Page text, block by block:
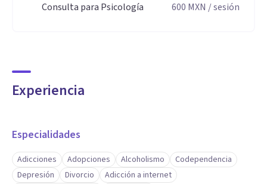
Consulta para Psicología
600 MXN / sesión
Experiencia
Especialidades
Adicciones Adopciones Alcoholismo
Codependencia
Depresión
Divorcio
Adicción a internet